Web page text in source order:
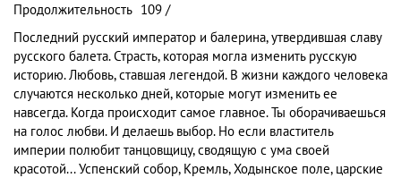
Продолжительность 109 /
Последний русский император и балерина, утвердившая славу
русского балета. Страсть, которая могла изменить русскую
историю. Любовь, ставшая легендой. В жизни каждого человека
случаются несколько дней, которые могут изменить ее
навсегда. Когда происходит самое главное. Ты оборачиваешься
на голос любви. И делаешь выбор. Но если властитель
империи полюбит танцовщицу, сводящую с ума своей
красотой... Успенский собор, Кремль, Ходынское поле, царские